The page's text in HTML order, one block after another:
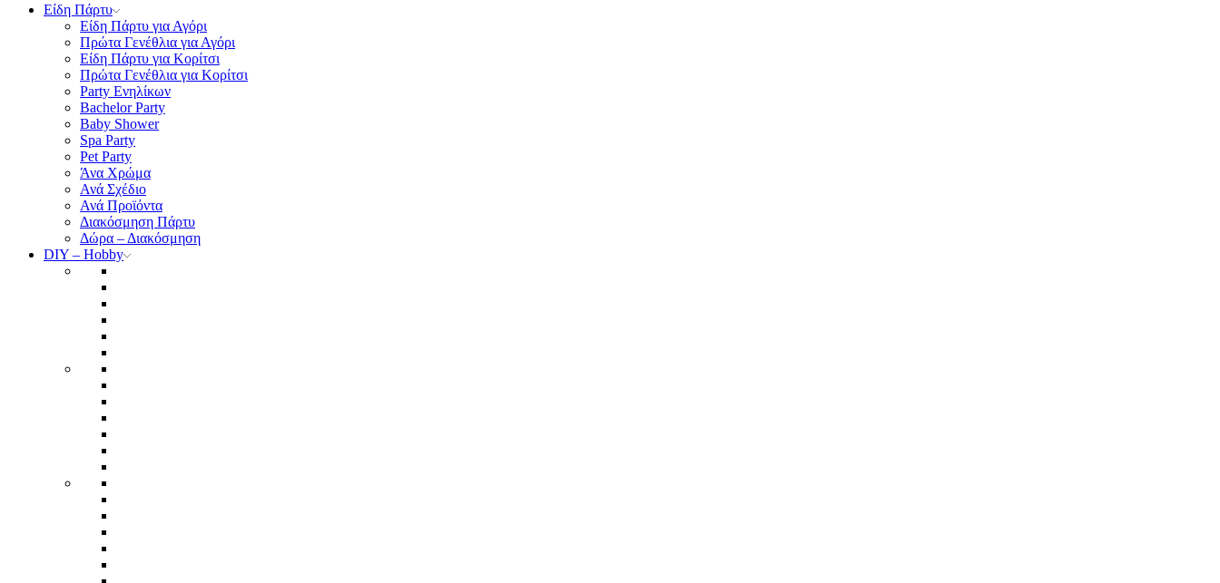
Είδη Πάρτυ
Είδη Πάρτυ για Αγόρι
Πρώτα Γενέθλια για Αγόρι
Είδη Πάρτυ για Κορίτσι
Πρώτα Γενέθλια για Κορίτσι
Party Ενηλίκων
Bachelor Party
Baby Shower
Spa Party
Pet Party
Άνα Χρώμα
Ανά Σχέδιο
Ανά Προϊόντα
Διακόσμηση Πάρτυ
Δώρα – Διακόσμηση
DIY – Hobby